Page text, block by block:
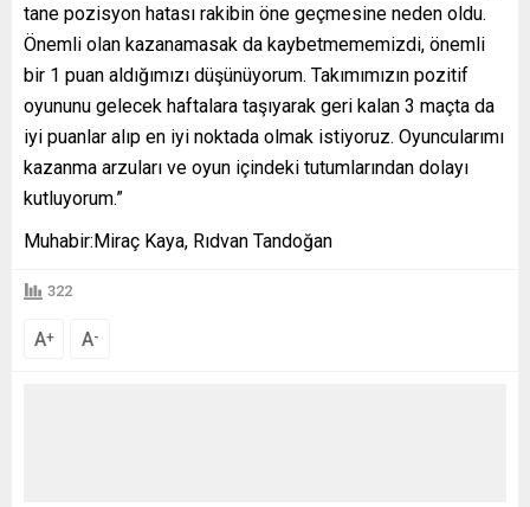
tane pozisyon hatası rakibin öne geçmesine neden oldu.
Önemli olan kazanamasak da kaybetmememizdi, önemli
bir 1 puan aldığımızı düşünüyorum. Takımımızın pozitif
oyununu gelecek haftalara taşıyarak geri kalan 3 maçta da
iyi puanlar alıp en iyi noktada olmak istiyoruz. Oyuncularımı
kazanma arzuları ve oyun içindeki tutumlarından dolayı
kutluyorum.”
Muhabir:Miraç Kaya, Rıdvan Tandoğan
322
A+ A-